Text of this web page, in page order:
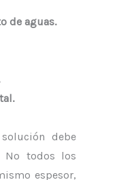
de aguas.
debe
No todos los
espesor,